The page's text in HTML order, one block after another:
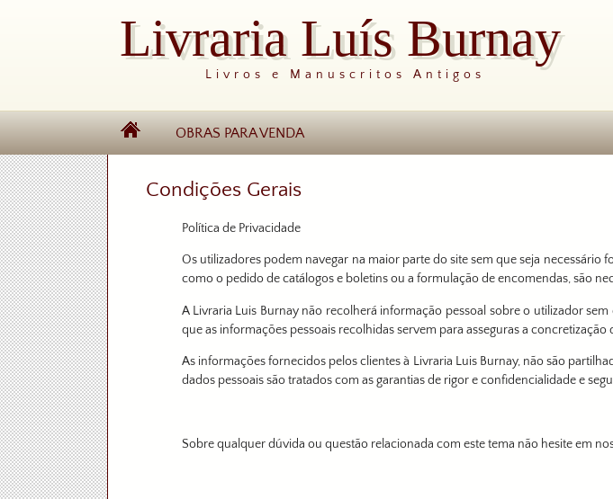
Livraria Luís Burnay
Livros e Manuscritos Antigos
OBRAS PARA VENDA
Condições Gerais
Política de Privacidade
Os utilizadores podem navegar na maior parte do site sem que seja
como o pedido de catálogos e boletins ou a formulação de encomendas, são
A Livraria Luis Burnay não recolherá informação pessoal sobre o utilizador
que as informações pessoais recolhidas servem para asseguras a
As informações fornecidos pelos clientes à Livraria Luis Burnay, não são
dados pessoais são tratados com as garantias de rigor e confidencialidade e
Sobre qualquer dúvida ou questão relacionada com este tema não hesite em